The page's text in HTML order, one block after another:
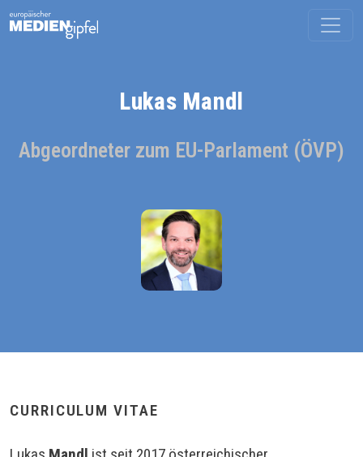
Lukas Mandl
Abgeordneter zum EU-Parlament (ÖVP)
CURRICULUM VITAE